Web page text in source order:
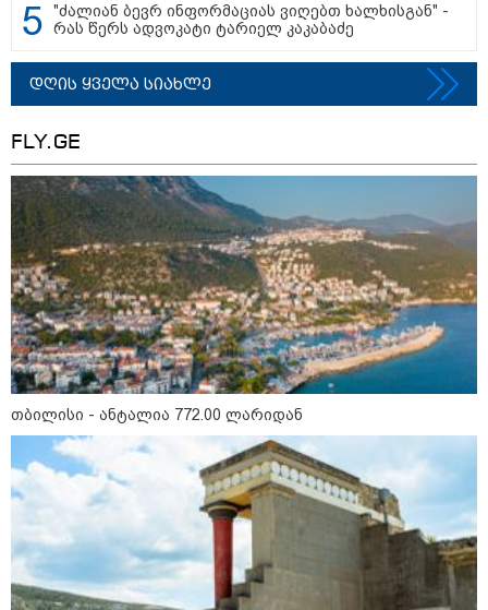
მსოფლიო ჩემპიონატზე™
15:49 / 06-08-2026
შეიძინე ალდაგის სამოგზაურო დაზღვევა და
მიიღე გაორმაგებული ინტერნეტი
საზოგადოება
"ძალიან ბევრ ინფორმაციას ვიღებთ ხალხისგან" -
რას წერს ადვოკატი ტარიელ კაკაბაძე
დღის ყველა სიახლე
FLY.GE
თბილისი - ანტალია 772.00 ლარიდან